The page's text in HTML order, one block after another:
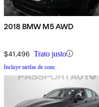
2018 BMW M5 AWD
$41,496 Trato justo
Incluye tarifas de conc.